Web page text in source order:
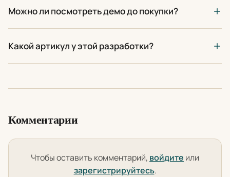
Можно ли посмотреть демо до покупки?
Какой артикул у этой разработки?
Комментарии
Чтобы оставить комментарий, войдите или
зарегистрируйтесь.